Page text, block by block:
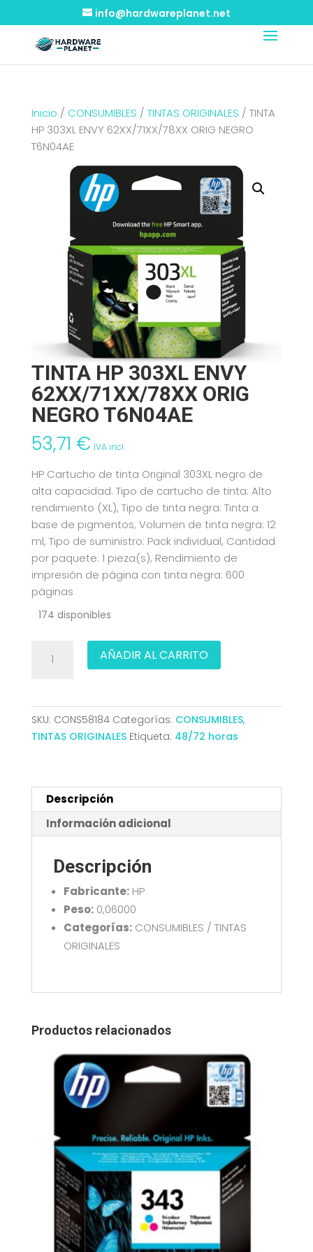
info@hardwareplanet.net
Inicio / CONSUMIBLES / TINTAS ORIGINALES / TINTA
HP 303XL ENVY 62XX/71XX/78XX ORIG NEGRO
T6N04AE
TINTA HP 303XL ENVY
62XX/71XX/78XX ORIG
NEGRO T6N04AE
53,71 € IVA incl.
HP Cartucho de tinta Original 303XL negro de
alta capacidad. Tipo de cartucho de tinta: Alto
rendimiento (XL), Tipo de tinta negra: Tinta a
base de pigmentos, Volumen de tinta negra: 12
ml, Tipo de suministro: Pack individual, Cantidad
por paquete: 1 pieza(s), Rendimiento de
impresión de página con tinta negra: 600
páginas
174 disponibles
62XX/71XX/78XX
ORIG
AÑADIR AL CARRITO
SKU: CONS58184 Categorías: CONSUMIBLES,
TINTAS ORIGINALES Etiqueta: 48/72 horas
Descripción
Información adicional
Descripción
Fabricante:HP
Peso:0,06000
Categorías:CONSUMIBLES / TINTAS
ORIGINALES
Productos relacionados